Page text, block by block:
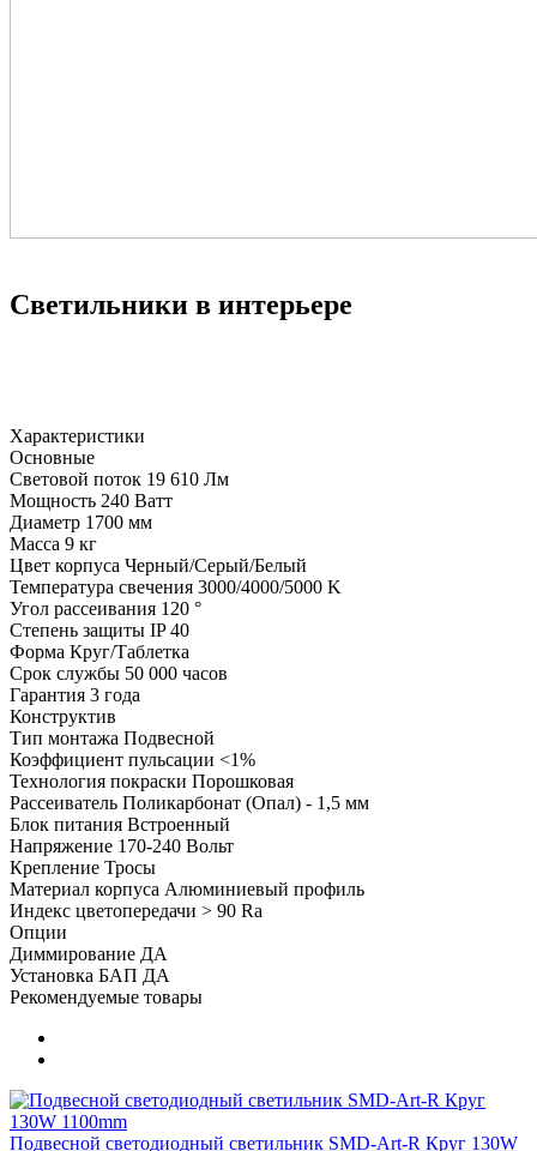
Светильники в интерьере
Характеристики
Основные
Световой поток 19 610 Лм
Мощность 240 Ватт
Диаметр 1700 мм
Масса 9 кг
Цвет корпуса Черный/Серый/Белый
Температура свечения 3000/4000/5000 K
Угол рассеивания 120 °
Степень защиты IP 40
Форма Круг/Таблетка
Срок службы 50 000 часов
Гарантия 3 года
Конструктив
Тип монтажа Подвесной
Коэффициент пульсации <1%
Технология покраски Порошковая
Рассеиватель Поликарбонат (Опал) - 1,5 мм
Блок питания Встроенный
Напряжение 170-240 Вольт
Крепление Тросы
Материал корпуса Алюминиевый профиль
Индекс цветопередачи > 90 Ra
Опции
Диммирование ДА
Установка БАП ДА
Рекомендуемые товары
Подвесной светодиодный светильник SMD-Art-R Круг 130W